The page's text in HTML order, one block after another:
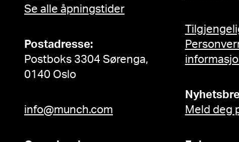
Se alle åpningstider
Postadresse:
Postboks 3304 Sørenga,
0140 Oslo
info@munch.com
Meld deg